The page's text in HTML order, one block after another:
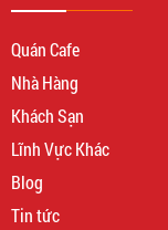
Quán Cafe
Nhà Hàng
Khách Sạn
Lĩnh Vực Khác
Blog
Tin tức